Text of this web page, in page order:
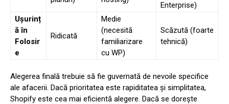
Enterprise)
Ușurinț
ă în
Folosir
e
Ridicată
Medie
(necesită
familiarizare
cu WP)
Scăzută (foarte
tehnică)
Alegerea finală trebuie să fie guvernată de nevoile specifice
ale afacerii. Dacă prioritatea este rapiditatea și simplitatea,
Shopify este cea mai eficientă alegere. Dacă se dorește